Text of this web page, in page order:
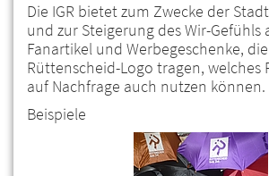
Die IGR bietet zum Zwecke der
und zur Steigerung des Wir-Gefühls
Fanartikel und Werbegeschenke,
Rüttenscheid-Logo tragen, welches
auf Nachfrage auch nutzen können.
Beispiele